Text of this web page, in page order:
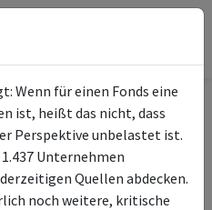
UniInstitutional Aktien
Infrastruktur ESG
Wenn für einen Fonds eine
ist, heißt das nicht, dass
Perspektive unbelastet ist.
Unternehmen
Quellen abdecken.
noch weitere, kritische